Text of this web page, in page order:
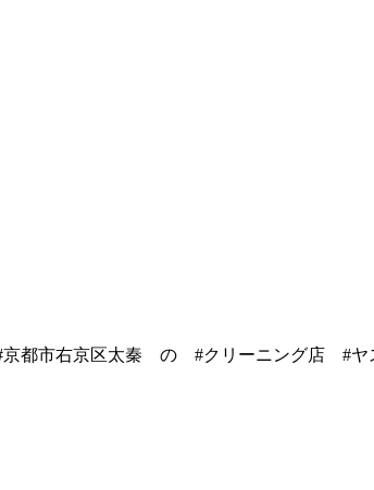
都市右京区太秦 の #クリーニング店 #ヤ